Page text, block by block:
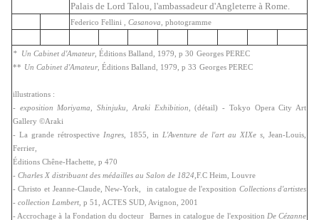
Palais de Lord Talou, l'ambassadeur d'Angleterre à Rome.
Federico Fellini , Casanova , photogramme
* Un Cabinet d'Amateur, Éditions Balland, 1979, p 30 Georges PEREC
** Un Cabinet d'Amateur, Éditions Balland, 1979, p 33 Georges PEREC
illustrations :
- exposition Moriyama, Shinjuku, Araki Exhibition , (détail) - Tokyo Opera City Art
Gallery ©Araki
- La grande rétrospective Ingres , 1855, in L'Aventure de l'art au XIXe s , Jean-Louis,
Ferrier,
Éditions Chêne-Hachette, p 470
- Charles X distribuant des médailles au Salon de 1824 ,F.C Heim, Louvre
- Christo et Jeanne-Claude, New-York, in catalogue de l'exposition Collections d'artistes
- collection Lambert , p 51, ACTES SUD, Avignon, 2001
- Accrochage à la Fondation du docteur
Barnes in catalogue de l'exposition De Cézanne